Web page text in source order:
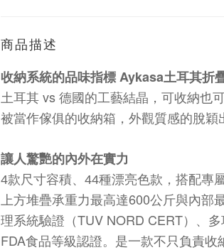
商品描述
收納系統的品味指標 Aykasa土耳其折
土耳其 vs 德國的工藝結晶，可收納也可
被當作傢俱的收納箱，外觀質感的脫穎
讓人驚艷的內外在實力
4款尺寸容積、 44種漂亮色款，搭配專
上方堆疊承重力最高達600公斤與內部
理系統驗證（TUV NORD CERT）、多
FDA食品等級認證。是一款不只負責收